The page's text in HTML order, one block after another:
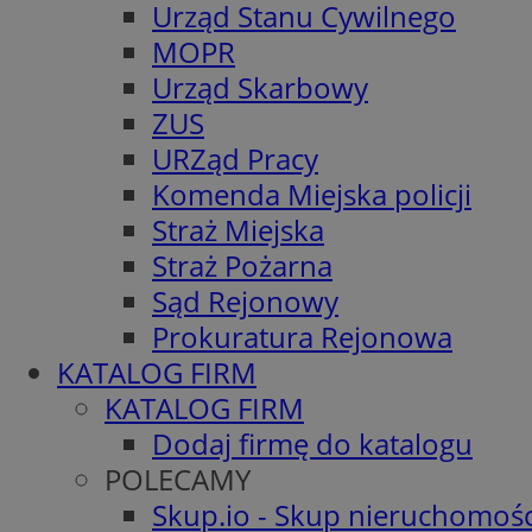
Urząd Stanu Cywilnego
MOPR
Urząd Skarbowy
ZUS
URZąd Pracy
Komenda Miejska policji
Straż Miejska
Straż Pożarna
Sąd Rejonowy
Prokuratura Rejonowa
KATALOG FIRM
KATALOG FIRM
Dodaj firmę do katalogu
POLECAMY
Skup.io - Skup